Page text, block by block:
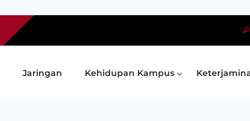
🔎
Jaringan Kehidupan Kampus